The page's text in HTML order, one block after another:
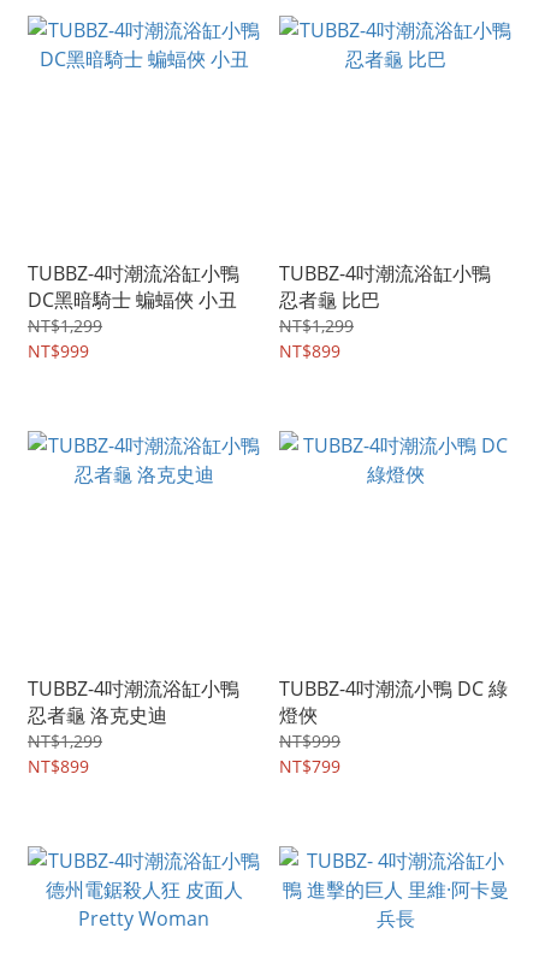
TUBBZ-4吋潮流浴缸小鴨
DC黑暗騎士 蝙蝠俠 小丑
NT$1,299
NT$999
TUBBZ-4吋潮流浴缸小鴨
忍者龜 比巴
NT$1,299
NT$899
TUBBZ-4吋潮流浴缸小鴨
忍者龜 洛克史迪
NT$1,299
NT$899
TUBBZ-4吋潮流小鴨 DC 綠
燈俠
NT$999
NT$799